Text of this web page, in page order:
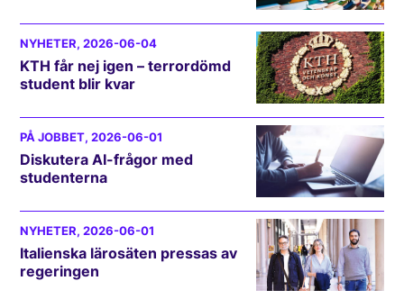
NYHETER, 2026-06-04
KTH får nej igen – terrordömd
student blir kvar
PÅ JOBBET, 2026-06-01
Diskutera AI-frågor med
studenterna
NYHETER, 2026-06-01
Italienska lärosäten pressas av
regeringen